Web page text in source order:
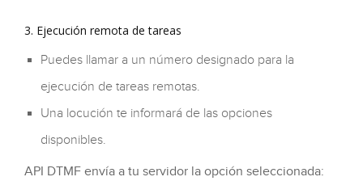
3. Ejecución remota de tareas
Puedes llamar a un número designado para la
ejecución de tareas remotas.
Una locución te informará de las opciones
disponibles.
API DTMF envía a tu servidor la opción seleccionada: